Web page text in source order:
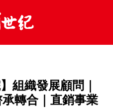
組織發展顧問｜
轉合｜直銷事業